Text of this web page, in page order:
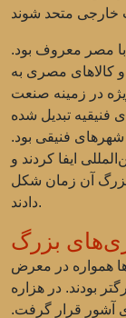
با مصر معروف بود.
مصری به
در زمینه صنعت
فنیقیه تبدیل شده
شهرهای فنیقی بود.
ایفا کردند و
بزرگ آن زمان شکل
دادند.
بزرگ
همواره در معرض
بودند. در هزاره
آشور قرار گرفت.